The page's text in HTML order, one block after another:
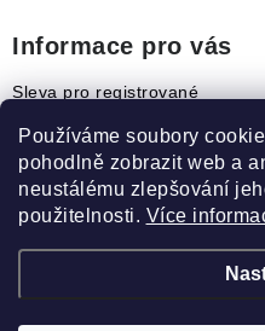
Používáme soubory
pohodlně zobrazit web a
neustálému zlepšování
použitelnosti. Více
Informace pro vás
Sleva pro registrované
Jak uplatnit slevový kupón?
Jak nakupovat?
Slovník pojmů
Recenze